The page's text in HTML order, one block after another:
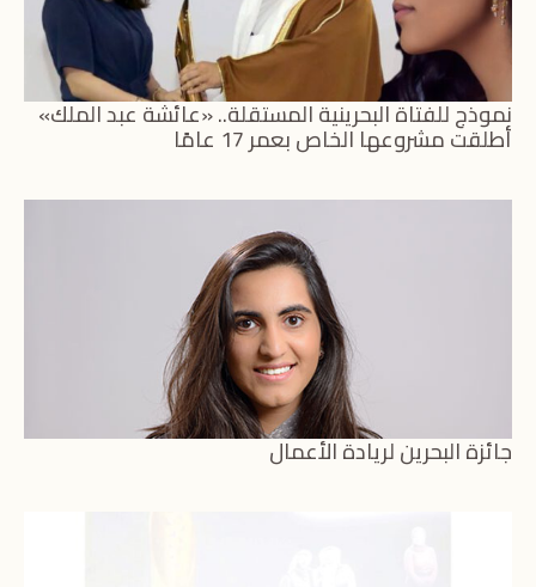
نموذج للفتاة البحرينية المستقلة.. «عائشة عبد الملك»
أطلقت مشروعها الخاص بعمر 17 عامًا
جائزة البحرين لريادة الأعمال